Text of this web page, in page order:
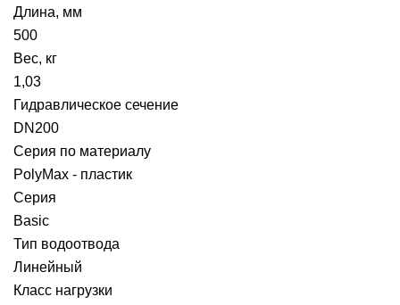
Длина, мм
500
Вес, кг
1,03
Гидравлическое сечение
DN200
Серия по материалу
PolyMax - пластик
Серия
Basic
Тип водоотвода
Линейный
Класс нагрузки